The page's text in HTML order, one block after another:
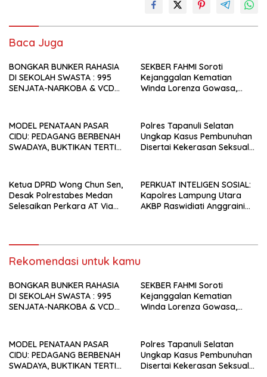
Baca Juga
BONGKAR BUNKER RAHASIA
DI SEKOLAH SWASTA : 995
SENJATA-NARKOBA & VCD
SEKBER FAHMI Soroti
Kejanggalan Kematian
Winda Lorenza Gowasa,
MODEL PENATAAN PASAR
CIDU: PEDAGANG BERBENAH
SWADAYA, BUKTIKAN TERTIB
Polres Tapanuli Selatan
Ungkap Kasus Pembunuhan
Disertai Kekerasan Seksual
Ketua DPRD Wong Chun Sen,
Desak Polrestabes Medan
Selesaikan Perkara AT Via
PERKUAT INTELIGEN SOSIAL:
Kapolres Lampung Utara
AKBP Raswidiati Anggraini
Rekomendasi untuk kamu
BONGKAR BUNKER RAHASIA
DI SEKOLAH SWASTA : 995
SENJATA-NARKOBA & VCD
SEKBER FAHMI Soroti
Kejanggalan Kematian
Winda Lorenza Gowasa,
MODEL PENATAAN PASAR
CIDU: PEDAGANG BERBENAH
SWADAYA, BUKTIKAN TERTIB
Polres Tapanuli Selatan
Ungkap Kasus Pembunuhan
Disertai Kekerasan Seksual